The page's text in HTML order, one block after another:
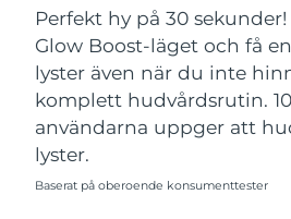
Perfekt hy på 30
Glow Boost-läget och få
lyster även när du inte
komplett hudvårdsrutin.
användarna uppger att
lyster.
Baserat på oberoende konsumenttester
Thailand
Turkiet
Förenade
Arabemiraten